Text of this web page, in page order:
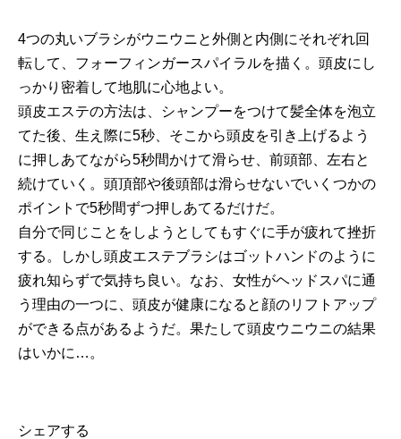
4つの丸いブラシがウニウニと外側と内側にそれぞれ回
転して、フォーフィンガースパイラルを描く。頭皮にし
っかり密着して地肌に心地よい。
頭皮エステの方法は、シャンプーをつけて髪全体を泡立
てた後、生え際に5秒、そこから頭皮を引き上げるよう
に押しあてながら5秒間かけて滑らせ、前頭部、左右と
続けていく。頭頂部や後頭部は滑らせないでいくつかの
ポイントで5秒間ずつ押しあてるだけだ。
自分で同じことをしようとしてもすぐに手が疲れて挫折
する。しかし頭皮エステブラシはゴットハンドのように
疲れ知らずで気持ち良い。なお、女性がヘッドスパに通
う理由の一つに、頭皮が健康になると顔のリフトアップ
ができる点があるようだ。果たして頭皮ウニウニの結果
はいかに…。
シェアする